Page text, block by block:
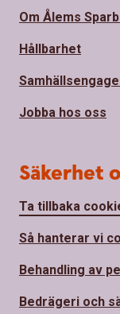
Om Ålems
Hållbarhet
Jobba hos oss
Säkerhet
Ta tillbaka
Så hanterar vi
Behandling av
Bedrägeri och